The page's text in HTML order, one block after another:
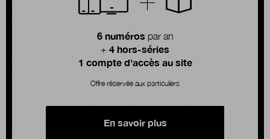
6 numérospar an
+ 4 hors-séries
1 compte d'accès au site
Offre réservée aux particuliers
En savoir plus